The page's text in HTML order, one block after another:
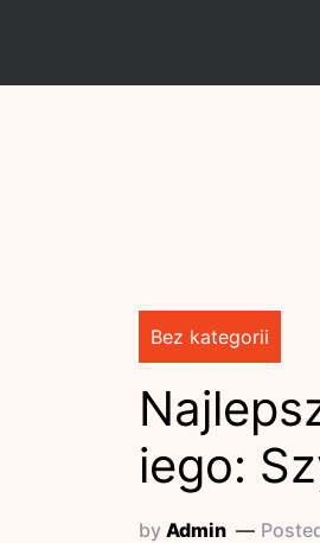
Bez kategorii
iego:
by Admin